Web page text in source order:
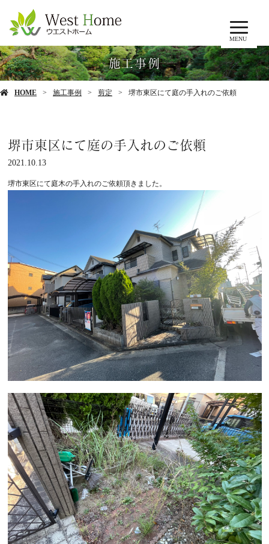
MENU
施工事例
HOME 施工事例 剪定 堺市東区にて庭の手入れのご依頼
堺市東区にて庭の手入れのご依頼
2021.10.13
堺市東区にて庭木の手入れのご依頼頂きました。